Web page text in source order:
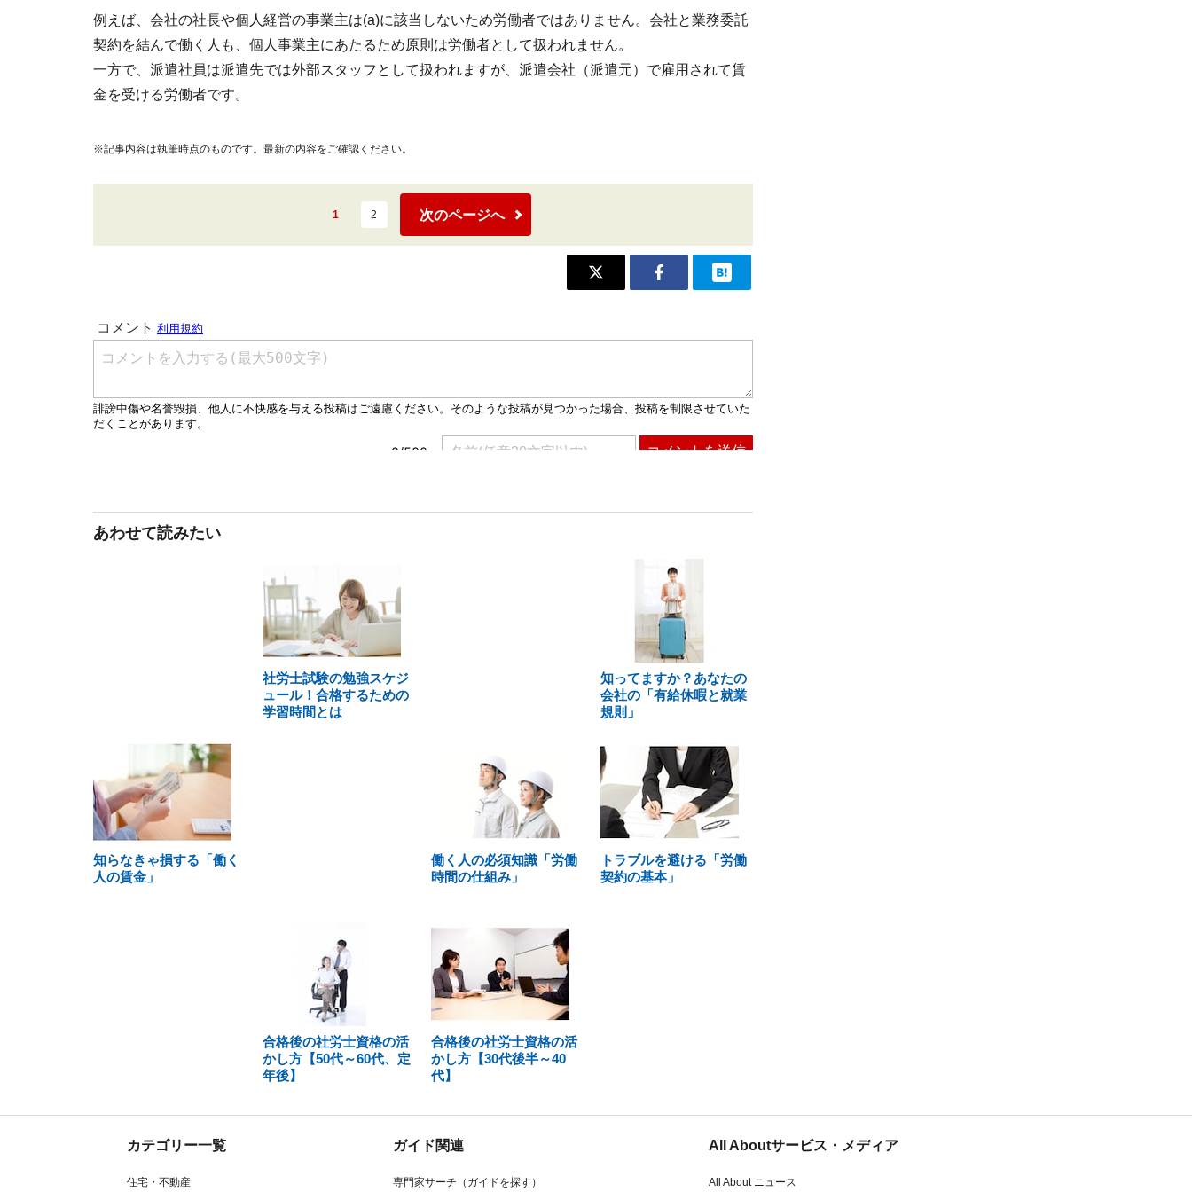
例えば、会社の社長や個人経営の事業主は(a)に該当しないため労働者ではありません。会社と業務委託
契約を結んで働く人も、個人事業主にあたるため原則は労働者として扱われません。
一方で、派遣社員は派遣先では外部スタッフとして扱われますが、派遣会社（派遣元）で雇用されて賃
金を受ける労働者です。
※記事内容は執筆時点のものです。最新の内容をご確認ください。
1 2 次のページへ
あわせて読みたい
社労士試験の勉強スケジ
ュール！合格するための
学習時間とは
知ってますか？あなたの
会社の「有給休暇と就業
規則」
知らなきゃ損する「働く
人の賃金」
働く人の必須知識「労働
時間の仕組み」
トラブルを避ける「労働
契約の基本」
合格後の社労士資格の活
かし方【50代～60代、定
年後】
合格後の社労士資格の活
かし方【30代後半～40
代】
カテゴリー一覧
住宅・不動産
ガイド関連
専門家サーチ（ガイドを探す）
All Aboutサービス・メディア
All About ニュース